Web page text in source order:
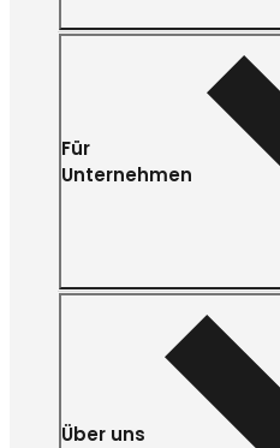
Für
Unternehmen
Über uns